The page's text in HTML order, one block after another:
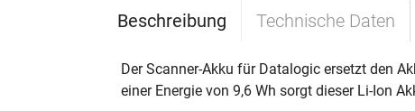
Beschreibung Technische Daten
Der Scanner-Akku für Datalogic ersetzt den
einer Energie von 9,6 Wh sorgt dieser Li-Ion